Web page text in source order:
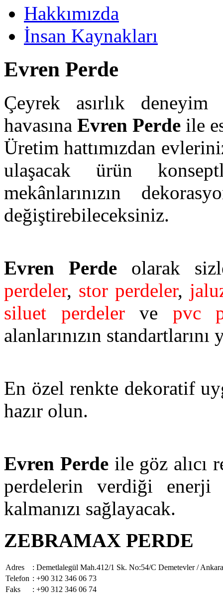
Hakkımızda
İnsan Kaynakları
Evren Perde
Çeyrek asırlık deneyim
havasına Evren Perde ile
Üretim hattımızdan
ulaşacak ürün
mekânlarınızın
değiştirebileceksiniz.
Evren Perde olarak
perdeler, stor perdeler,
siluet perdelerve pvc
alanlarınızın
En özel renkte dekoratif
hazır olun.
Evren Perdeile göz alıcı
perdelerin verdiği
kalmanızı sağlayacak.
ZEBRAMAX PERDE
Adres
: Demetlalegül Mah.412/1 Sk. No:54/C Demetevler / Ankara
Telefon : +90 312 346 06 73
Faks
: +90 312 346 06 74